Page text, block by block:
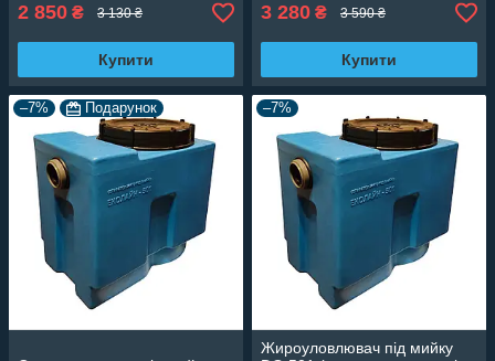
2 850 ₴ 3 130 ₴
Купити
3 280 ₴ 3 590 ₴
Купити
–7% Подарунок –7%
Жироуловлювач під мийку